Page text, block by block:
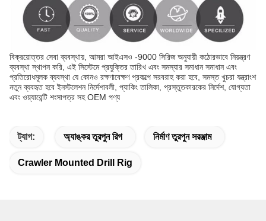
বিক্রয়োত্তর সেবা ব্যবস্থায়, আমরা আইএসও -9000 সিরিজ অনুযায়ী কঠোরভাবে নিয়ন্ত্রণ
ব্যবস্থা স্থাপন করি, এই সিস্টেমে প্রযুক্তির তারিখ এবং সমস্যার সমাধান সমাধান এবং
প্রতিরোধমূলক ব্যবস্থা যে কোনও রক্ষণাবেক্ষণ প্রকল্পে সরবরাহ করা হবে, সমস্ত খুচরা যন্ত্রাংশ
নতুন ব্যবহৃত হবে ইনস্টলেশন নির্দেশাবলী, প্যাকিং তালিকা, প্রস্তুতকারকের নির্দেশ, যোগ্যতা
এবং ওয়্যারেন্টি শংসাপত্র সহ OEM পণ্য
ট্যাগ: অ্যাঙ্কর তুরপুন রিগ নির্মাণ তুরপুন সরঞ্জাম
Crawler Mounted Drill Rig